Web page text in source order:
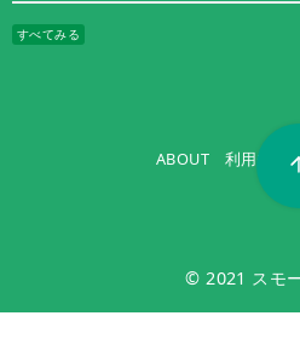
すべてみる
ABOUT 利用規約
© 2021 スモ